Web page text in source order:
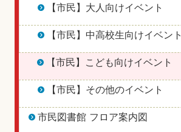
【市民】大人向けイベント
【市民】中高校生向けイベント
【市民】こども向けイベント
【市民】その他のイベント
市民図書館 フロア案内図